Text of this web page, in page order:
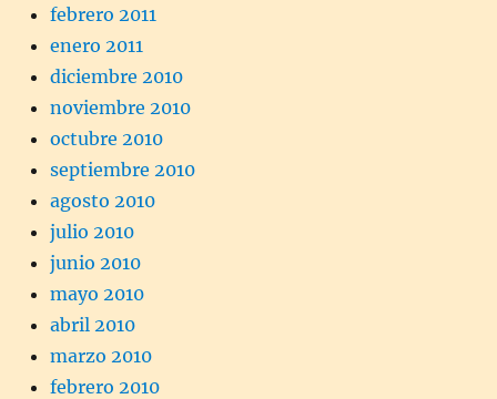
febrero 2011
enero 2011
diciembre 2010
noviembre 2010
octubre 2010
septiembre 2010
agosto 2010
julio 2010
junio 2010
mayo 2010
abril 2010
marzo 2010
febrero 2010